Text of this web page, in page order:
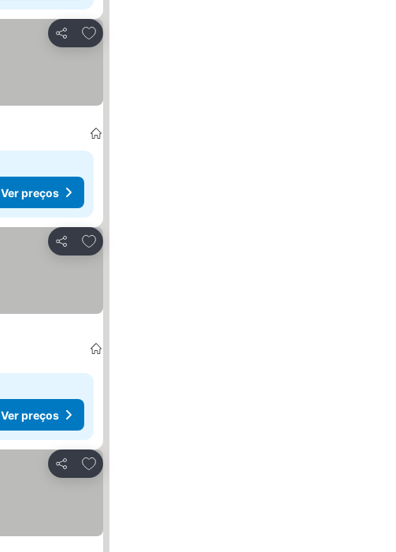
Partilhar
Adicionar aos favoritos
Ver preços
Partilhar
Adicionar aos favoritos
Ver preços
Partilhar
Adicionar aos favoritos